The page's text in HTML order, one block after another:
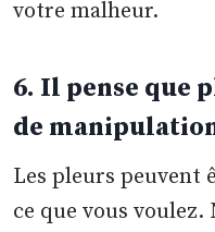
votre malheur.
6. Il pense que
de
Les pleurs
ce que vous voulez.